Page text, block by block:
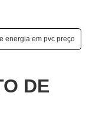
energia em pvc preço
DE